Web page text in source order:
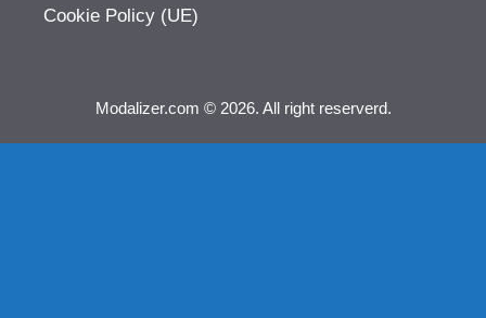
Cookie Policy (UE)
Modalizer.com © 2026. All right reserverd.